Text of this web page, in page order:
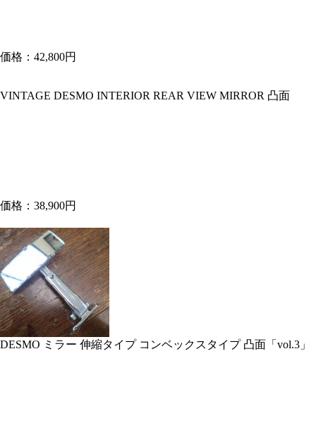
価格：42,800円
VINTAGE DESMO INTERIOR REAR VIEW MIRROR 凸面
価格：38,900円
DESMO ミラー 伸縮タイプ コンベックスタイプ 凸面「vol.3」